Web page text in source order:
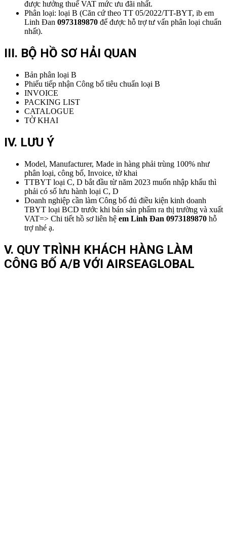
được hưởng thuế VAT mức ưu đãi nhất.
Phân loại: loại B (Căn cứ theo TT 05/2022/TT-BYT, ib em
Linh Đan 0973189870 để được hỗ trợ tư vấn phân loại chuẩn
nhất).
III. BỘ HỒ SƠ HẢI QUAN
Bản phân loại B
Phiếu tiếp nhận Công bố tiêu chuẩn loại B
INVOICE
PACKING LIST
CATALOGUE
TỜ KHAI
IV. LƯU Ý
Model, Manufacturer, Made in hàng phải trùng 100% như
phân loại, công bố, Invoice, tờ khai
TTBYT loại C, D bắt đầu từ năm 2023 muốn nhập khẩu thì
phải có số lưu hành loại C, D
Doanh nghiệp cần làm Công bố đủ điều kiện kinh doanh
TBYT loại BCD trước khi bán sản phẩm ra thị trường và xuất
VAT=> Chi tiết hồ sơ liên hệ em Linh Đan 0973189870 hỗ
trợ nhé ạ.
V. QUY TRÌNH KHÁCH HÀNG LÀM
CÔNG BỐ A/B VỚI AIRSEAGLOBAL